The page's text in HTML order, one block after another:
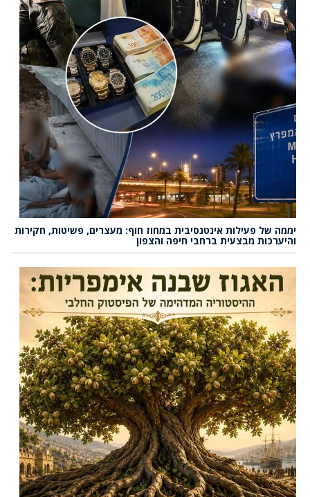
יממה של פעילות אינטנסיבית במחוז חוף: מעצרים, פשיטות, חקירות
והיערכות מבצעית ברחבי חיפה והצפון